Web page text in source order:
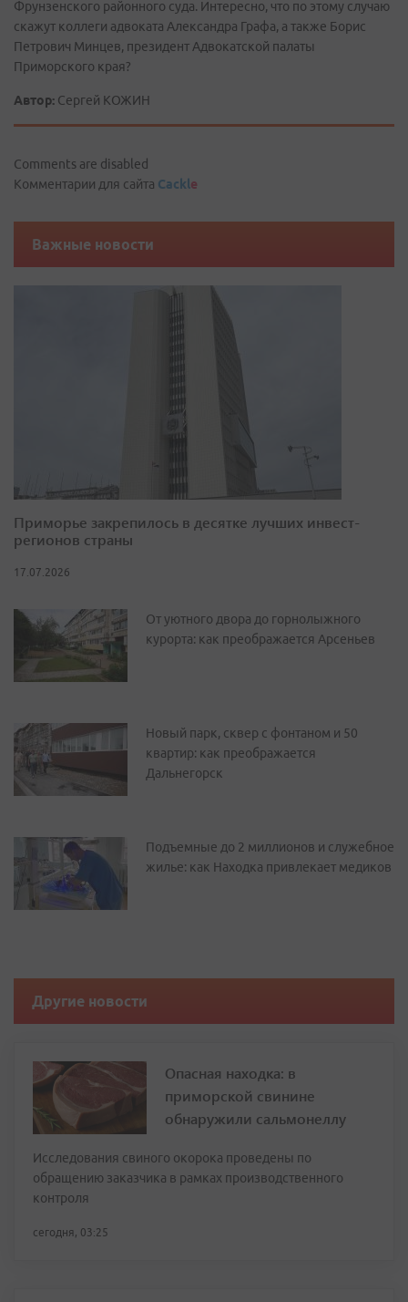
Фрунзенского районного суда. Интересно, что по этому случаю
скажут коллеги адвоката Александра Графа, а также Борис
Петрович Минцев, президент Адвокатской палаты
Приморского края?
Автор: Сергей КОЖИН
Comments are disabled
Комментарии для сайта Cackle
Важные новости
Приморье закрепилось в десятке лучших инвест-
регионов страны
17.07.2026
От уютного двора до горнолыжного
курорта: как преображается Арсеньев
Новый парк, сквер с фонтаном и 50
квартир: как преображается
Дальнегорск
Подъемные до 2 миллионов и служебное
жилье: как Находка привлекает медиков
Другие новости
Опасная находка: в
приморской свинине
обнаружили сальмонеллу
Исследования свиного окорока проведены по
обращению заказчика в рамках производственного
контроля
сегодня, 03:25